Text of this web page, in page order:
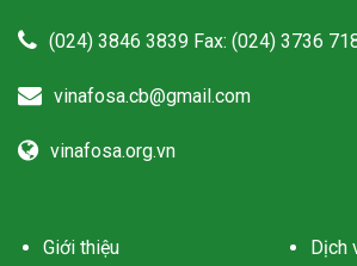
(024) 3846 3839 Fax: (024) 3736
vinafosa.cb@gmail.com
vinafosa.org.vn
Giới thiệu Dịch